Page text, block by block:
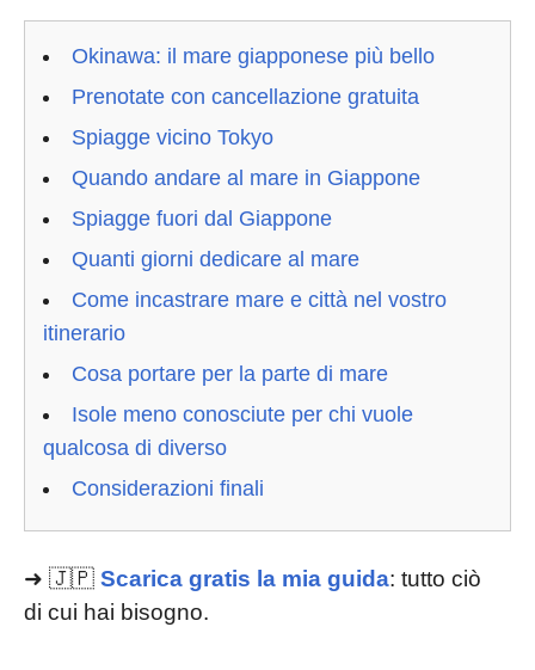
Okinawa: il mare giapponese più bello
Prenotate con cancellazione gratuita
Spiagge vicino Tokyo
Quando andare al mare in Giappone
Spiagge fuori dal Giappone
Quanti giorni dedicare al mare
Come incastrare mare e città nel vostro
itinerario
Cosa portare per la parte di mare
Isole meno conosciute per chi vuole
qualcosa di diverso
Considerazioni finali
➜ 🇯🇵 Scarica gratis la mia guida: tutto ciò
di cui hai bisogno.